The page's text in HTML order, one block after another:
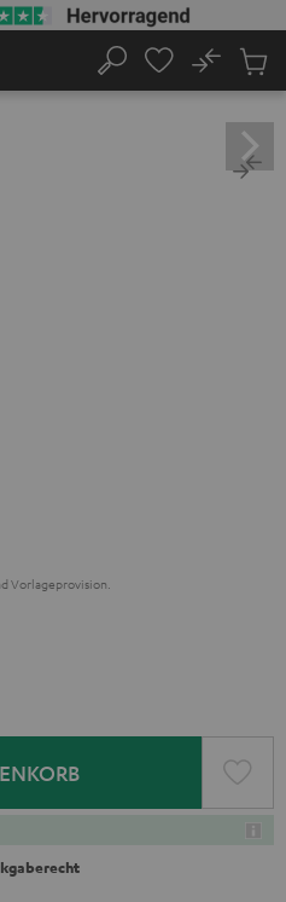
Suche
No
Vorlageprovision.